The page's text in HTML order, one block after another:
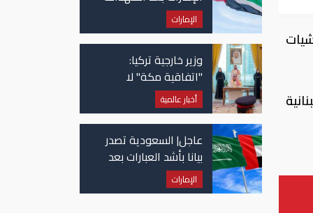
ناقلة في مضيق هرمز
الإمارات
وزير خارجية تركيا:
"اتفاقية مكة" لا
تستهدف إيران.. ومصر
قد تنضم إليها
أخبار عالمية
عاجل| السعودية تصدر
بيانا بأشد العبارات بعد
استهداف إيران لناقلة
إماراتية
الإمارات